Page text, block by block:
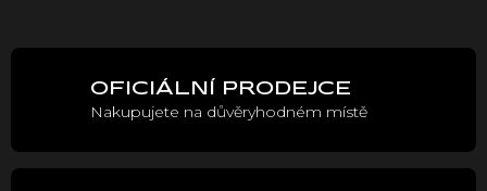
cena:
OFICIÁLNÍ PRODEJCE
Nakupujete na důvěryhodném místě